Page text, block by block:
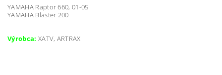
YAMAHA Raptor 660, 01-05
YAMAHA Blaster 200
Výrobca: XATV, ARTRAX